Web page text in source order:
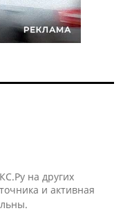
на других
и активная